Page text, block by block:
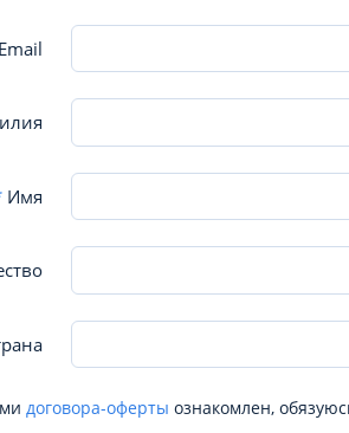
Имя
договора-оферты ознакомлен,